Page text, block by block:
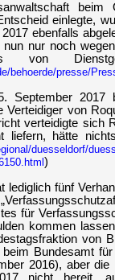
beim
einlegte,
ebenfalls
nur noch
von
behoerde/presse/
September 2017
Verteidiger von
verteidigte sich
liefern, hätte
duesseldorf/
)
lediglich fünf
für
kommen
von
beim Bundesamt
2016), aber die